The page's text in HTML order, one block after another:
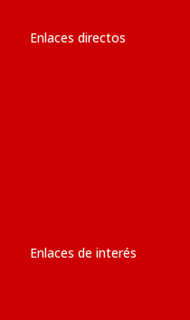
Enlaces directos
Enlaces de interés